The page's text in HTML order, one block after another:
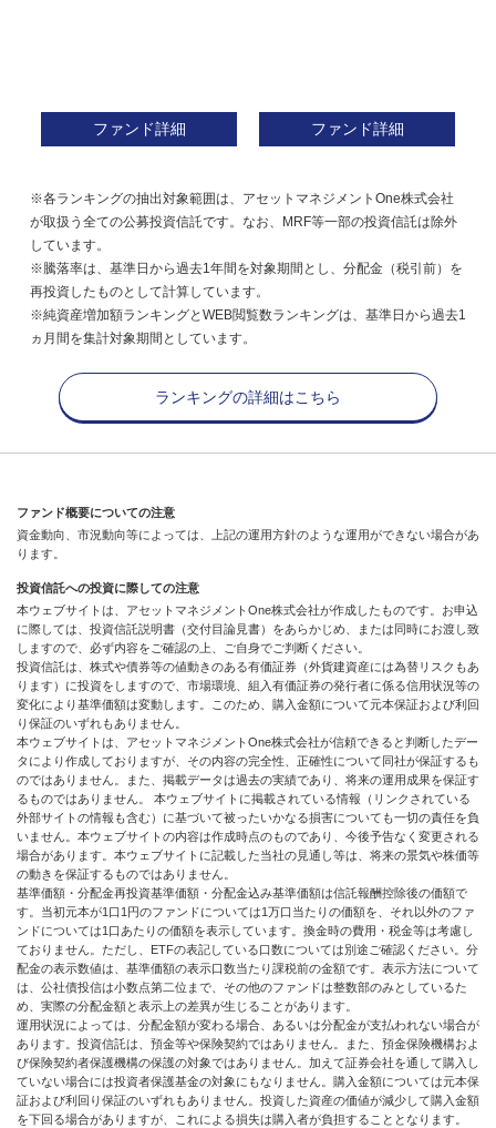
ファンド詳細 ファンド詳細
※各ランキングの抽出対象範囲は、アセットマネジメントOne株式会社
が取扱う全ての公募投資信託です。なお、MRF等一部の投資信託は除外
しています。
※騰落率は、基準日から過去1年間を対象期間とし、分配金（税引前）を
再投資したものとして計算しています。
※純資産増加額ランキングとWEB閲覧数ランキングは、基準日から過去1
ヵ月間を集計対象期間としています。
ランキングの詳細はこちら
ファンド概要についての注意
資金動向、市況動向等によっては、上記の運用方針のような運用ができない場合があ
ります。
投資信託への投資に際しての注意
本ウェブサイトは、アセットマネジメントOne株式会社が作成したものです。お申込
に際しては、投資信託説明書（交付目論見書）をあらかじめ、または同時にお渡し致
しますので、必ず内容をご確認の上、ご自身でご判断ください。
投資信託は、株式や債券等の値動きのある有価証券（外貨建資産には為替リスクもあ
ります）に投資をしますので、市場環境、組入有価証券の発行者に係る信用状況等の
変化により基準価額は変動します。このため、購入金額について元本保証および利回
り保証のいずれもありません。
本ウェブサイトは、アセットマネジメントOne株式会社が信頼できると判断したデー
タにより作成しておりますが、その内容の完全性、正確性について同社が保証するも
のではありません。また、掲載データは過去の実績であり、将来の運用成果を保証す
るものではありません。 本ウェブサイトに掲載されている情報（リンクされている
外部サイトの情報も含む）に基づいて被ったいかなる損害についても一切の責任を負
いません。本ウェブサイトの内容は作成時点のものであり、今後予告なく変更される
場合があります。本ウェブサイトに記載した当社の見通し等は、将来の景気や株価等
の動きを保証するものではありません。
基準価額・分配金再投資基準価額・分配金込み基準価額は信託報酬控除後の価額で
す。当初元本が1口1円のファンドについては1万口当たりの価額を、それ以外のファ
ンドについては1口あたりの価額を表示しています。換金時の費用・税金等は考慮し
ておりません。ただし、ETFの表記している口数については別途ご確認ください。分
配金の表示数値は、基準価額の表示口数当たり課税前の金額です。表示方法について
は、公社債投信は小数点第二位まで、その他のファンドは整数部のみとしているた
め、実際の分配金額と表示上の差異が生じることがあります。
運用状況によっては、分配金額が変わる場合、あるいは分配金が支払われない場合が
あります。投資信託は、預金等や保険契約ではありません。また、預金保険機構およ
び保険契約者保護機構の保護の対象ではありません。加えて証券会社を通して購入し
ていない場合には投資者保護基金の対象にもなりません。購入金額については元本保
証および利回り保証のいずれもありません。投資した資産の価値が減少して購入金額
を下回る場合がありますが、これによる損失は購入者が負担することとなります。